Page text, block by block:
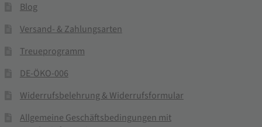
Blog
Versand- & Zahlungsarten
Treueprogramm
DE-ÖKO-006
Widerrufsbelehrung & Widerrufsformular
Allgemeine Geschäftsbedingungen mit